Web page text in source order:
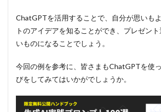
ChatGPTを活用することで、自分が思いも
トのアイデアを知ることができ、プレゼン
いものになることでしょう。
今回の例を参考に、皆さまもChatGPTを使
びをしてみてはいかがでしょうか。